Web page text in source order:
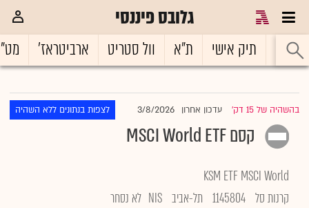
גלובס פיננסי
ראשי תיק אישי ת"א וול סטריט ארביטראז'
בהשהיה של 15 דק' |עדכון אחרון 3/8/2026 לצפות בנתונים ללא השהיה
קסם MSCI World ETF
KSM ETF MSCI World
קרנות סל 1145804 תל-אביב NIS לא נסחר